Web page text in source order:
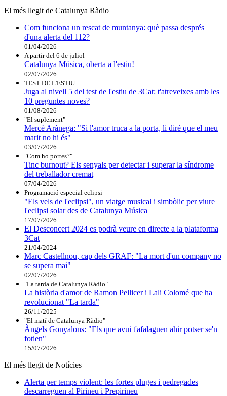
El més llegit de Catalunya Ràdio
Com funciona un rescat de muntanya: què passa després
d'una alerta del 112?
01/04/2026
A partir del 6 de juliol
Catalunya Música, oberta a l'estiu!
02/07/2026
TEST DE L'ESTIU
Juga al nivell 5 del test de l'estiu de 3Cat: t'atreveixes amb les
10 preguntes noves?
01/08/2026
"El suplement"
Mercè Arànega: "Si l'amor truca a la porta, li diré que el meu
marit no hi és"
03/07/2026
"Com ho portes?"
Tinc burnout? Els senyals per detectar i superar la síndrome
del treballador cremat
07/04/2026
Programació especial eclipsi
"Els vels de l'eclipsi", un viatge musical i simbòlic per viure
l'eclipsi solar des de Catalunya Música
17/07/2026
El Desconcert 2024 es podrà veure en directe a la plataforma
3Cat
21/04/2024
Marc Castellnou, cap dels GRAF: "La mort d'un company no
se supera mai"
02/07/2026
"La tarda de Catalunya Ràdio"
La història d'amor de Ramon Pellicer i Lali Colomé que ha
revolucionat "La tarda"
26/11/2025
"El matí de Catalunya Ràdio"
Àngels Gonyalons: "Els que avui t'afalaguen ahir potser se'n
fotien"
15/07/2026
El més llegit de Notícies
Alerta per temps violent: les fortes pluges i pedregades
descarreguen al Pirineu i Prepirineu